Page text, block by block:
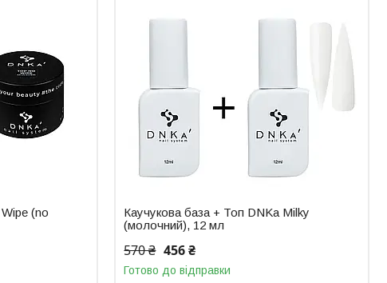
(no
Каучукова база + Топ DNKa Milky
(молочний), 12 мл
570 ₴ 456 ₴
Готово до відправки